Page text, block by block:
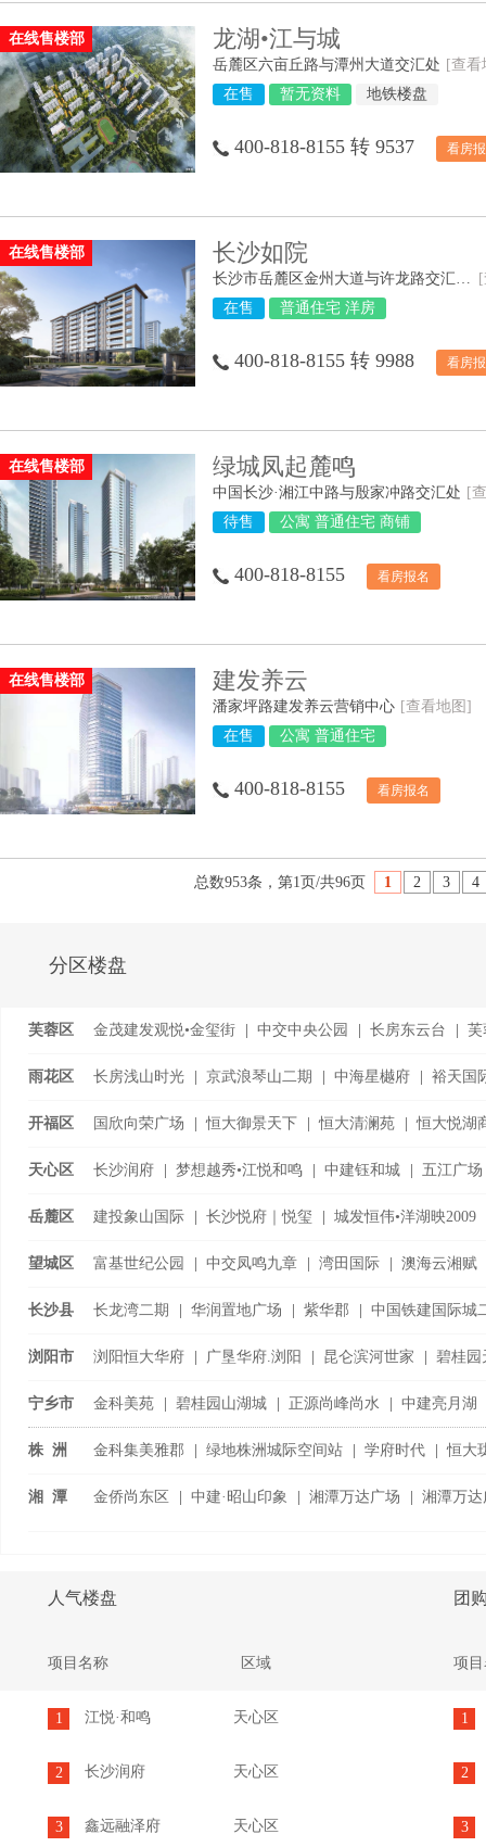
在线售楼部 龙湖•江与城
岳麓区六亩丘路与潭州大道交汇处 [查看
在售
暂无资料 地铁楼盘
400-818-8155 转 9537 看房
在线售楼部 长沙如院
长沙市岳麓区金州大道与许龙路交汇处西南角
在售
普通住宅 洋房
400-818-8155 转 9988 看房
在线售楼部 绿城凤起麓鸣
中国长沙·湘江中路与殷家冲路交汇处 [
待售
公寓 普通住宅 商铺
400-818-8155 看房报名
在线售楼部 建发养云
潘家坪路建发养云营销中心 [查看地图]
在售
公寓 普通住宅
400-818-8155 看房报名
总数953条，第1页/共96页 1 2 3 4
分区楼盘
芙蓉区 金茂建发观悦•金玺街 中交中央公园 长房东云台 芙
千江•...
雨花区 长房浅山时光 京武浪琴山二期 中海星樾府 裕天国
| 泰禹雅鲤
开福区 国欣向荣广场 恒大御景天下 恒大清澜苑 恒大悦湖
湘江金茂府 | 卓越·朗宋 |
天心区 长沙润府 梦想越秀•江悦和鸣 中建钰和城 五江广场
丽发新城四期 |
岳麓区 建投象山国际 长沙悦府｜悦玺 城发恒伟•洋湖映2009
望城区 富基世纪公园 中交凤鸣九章 湾田国际 澳海云湘赋
时代倾城•
长沙县 长龙湾二期 华润置地广场 紫华郡 中国铁建国际城
| 中梁鎏金公馆 |
浏阳市 浏阳恒大华府 广垦华府.浏阳 昆仑滨河世家 碧桂园
浏阳国际家具城 |
宁乡市 金科美苑 碧桂园山湖城 正源尚峰尚水 中建亮月湖
宁乡恒大御景半岛 |
株 洲 金科集美雅郡 绿地株洲城际空间站 学府时代 恒大
旗渌宴南都 |
湘 潭 金侨尚东区 中建·昭山印象 湘潭万达广场 湘潭万
人气楼盘 团
项目名称 区域 项
1 江悦·和鸣 天心区
2 长沙润府 天心区
3 鑫远融泽府 天心区
1
2
3